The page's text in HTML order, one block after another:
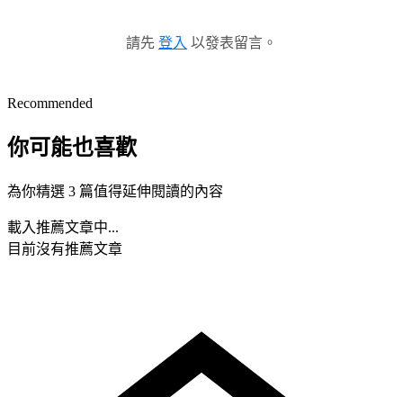
請先 登入 以發表留言。
Recommended
你可能也喜歡
為你精選 3 篇值得延伸閱讀的內容
載入推薦文章中...
目前沒有推薦文章